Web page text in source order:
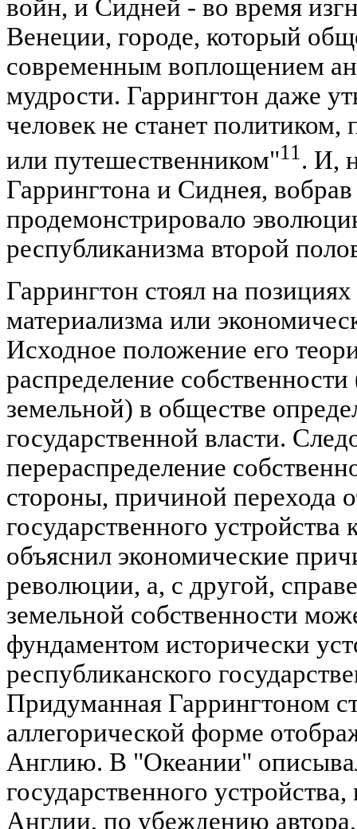
войн, и Сидней - во время
Венеции, городе, который
современным воплощением
мудрости. Гаррингтон даже
человек не станет политиком,
или путешественником"11 . И,
Гаррингтона и Сиднея,
продемонстрировало
республиканизма второй
Гаррингтон стоял на
материализма или
Исходное положение его
распределение
земельной) в обществе
государственной власти.
перераспределение
стороны, причиной перехода
государственного
объяснил экономические
революции, а, с другой,
земельной собственности
фундаментом исторически
республиканского
Придуманная Гаррингтоном
аллегорической форме
Англию. В "Океании"
государственного
Англии, по убеждению